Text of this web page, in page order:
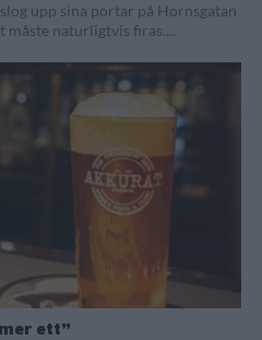
upp sina portar på Hornsgatan
måste naturligtvis firas....
ett”